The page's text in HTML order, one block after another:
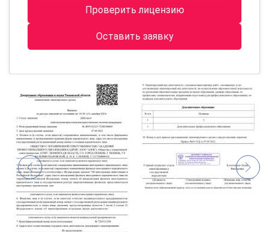
Проверить лицензию
Оставить заявку